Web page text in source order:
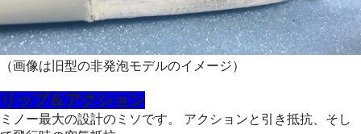
（画像は旧型の非発泡モデルのイメージ）
リップ＆アクション
ミノー最大の設計のミソです。 アクションと引き抵抗、そし